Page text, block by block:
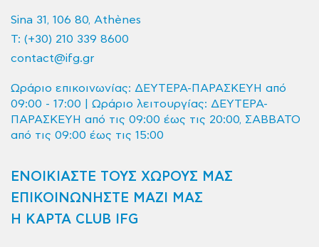
Sina 31, 106 80, Athènes
T: (+30) 210 339 8600
contact@ifg.gr
Ωράριο επικοινωνίας: ΔΕΥΤΕΡΑ-ΠΑΡΑΣΚΕΥΗ από
09:00 - 17:00 | Ωράριο λειτουργίας: ΔΕΥΤΕΡΑ-
ΠΑΡΑΣΚΕΥΗ από τις 09:00 έως τις 20:00, ΣΑΒΒΑΤΟ
από τις 09:00 έως τις 15:00
ΕΝΟΙΚΙΑΣΤΕ ΤΟΥΣ ΧΩΡΟΥΣ ΜΑΣ
ΕΠΙΚΟΙΝΩΝΗΣΤΕ ΜΑΖΙ ΜΑΣ
Η ΚΑΡΤΑ CLUB IFG